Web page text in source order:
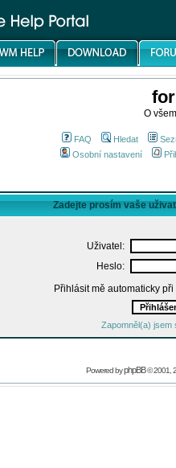
O
FAQ Hledat
Osobní nastavení
Zadejte prosím vaše
Uživatel:
Heslo:
Přihlásit mě automaticky
Zapomněl(a) jsem
Powered byphpBB© 2001,